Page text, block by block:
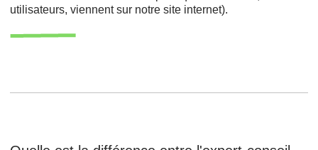
utilisateurs, viennent sur notre site internet).